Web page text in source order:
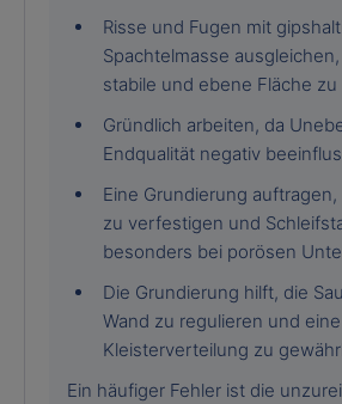
Risse und Fugen mit
Spachtelmasse
stabile und ebene Fläche
Gründlich arbeiten, da
Endqualität negativ
Eine Grundierung auftragen,
zu verfestigen und
besonders bei porösen
Die Grundierung hilft, die
Wand zu regulieren und
Kleisterverteilung zu
Ein häufiger Fehler ist die